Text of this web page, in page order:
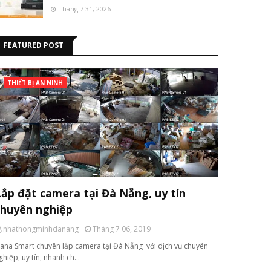
Tháng 7 31, 2026
FEATURED POST
THIẾT BỊ AN NINH
đặt camera tại Đà Nẵng, uy tín
nghiệp
nhathongminhdanang
Tháng 7 06, 2019
Smart chuyên lắp camera tại Đà Nẵng với dịch vụ chuyên
uy tín, nhanh ch…